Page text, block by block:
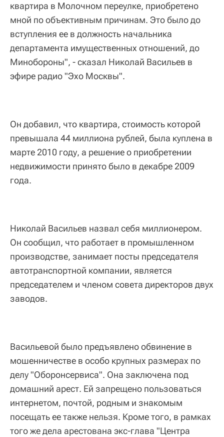
квартира в Молочном переулке, приобретено
мной по объективным причинам. Это было до
вступления ее в должность начальника
департамента имущественных отношений, до
Минобороны", - сказал Николай Васильев в
эфире радио "Эхо Москвы".
Он добавил, что квартира, стоимость которой
превышала 44 миллиона рублей, была куплена в
марте 2010 году, а решение о приобретении
недвижимости принято было в декабре 2009
года.
Николай Васильев назвал себя миллионером.
Он сообщил, что работает в промышленном
производстве, занимает посты председателя
автотранспортной компании, является
председателем и членом совета директоров двух
заводов.
Васильевой было предъявлено обвинение в
мошенничестве в особо крупных размерах по
делу "Оборонсервиса". Она заключена под
домашний арест. Ей запрещено пользоваться
интернетом, почтой, родным и знакомым
посещать ее также нельзя. Кроме того, в рамках
того же дела арестована экс-глава "Центра